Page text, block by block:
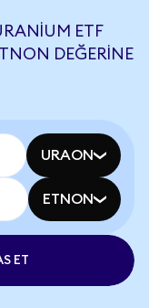
ETF
DEĞERINE
URAON
ETNON
ET